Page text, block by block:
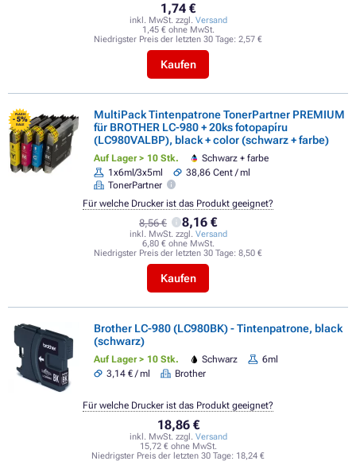
1,74 €
inkl. MwSt. zzgl. Versand
1,45 € ohne MwSt.
Niedrigster Preis der letzten 30 Tage: 2,57 €
Kaufen
FLASH
- 5%
SALE
MultiPack Tintenpatrone TonerPartner PREMIUM
für BROTHER LC-980 + 20ks fotopapíru
(LC980VALBP), black + color (schwarz + farbe)
Auf Lager > 10 Stk.
Schwarz + farbe
1x6ml/3x5ml
38,86 Cent / ml
TonerPartner
8,56 € 8,16 €
inkl. MwSt. zzgl. Versand
6,80 € ohne MwSt.
Niedrigster Preis der letzten 30 Tage: 8,50 €
Kaufen
Für welche Drucker ist das Produkt geeignet?
Brother LC-980 (LC980BK) - Tintenpatrone, black
(schwarz)
Auf Lager > 10 Stk. Schwarz
6ml
3,14 € / ml
Brother
18,86 €
inkl. MwSt. zzgl. Versand
15,72 € ohne MwSt.
Niedrigster Preis der letzten 30 Tage: 18,24 €
Für welche Drucker ist das Produkt geeignet?